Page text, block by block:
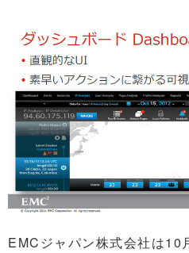
EMCジャパン株式会社は10